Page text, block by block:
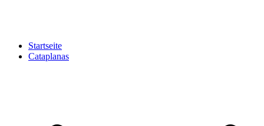
Startseite
Cataplanas